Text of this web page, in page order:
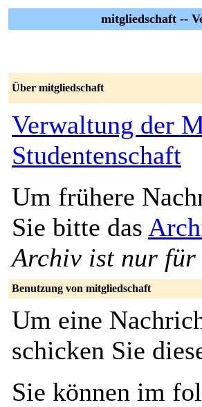
mitgliedschaft --
Über mitgliedschaft
Verwaltung der
Studentenschaft
Um frühere
Sie bitte das
Archiv ist nur für
Benutzung von mitgliedschaft
Um eine
schicken Sie
Sie können im